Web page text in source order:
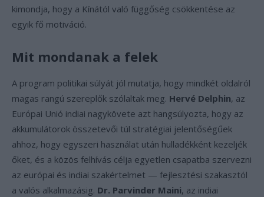
kimondja, hogy a Kínától való függőség csökkentése az
egyik fő motiváció.
Mit mondanak a felek
A program politikai súlyát jól mutatja, hogy mindkét oldalról
magas rangú szereplők szólaltak meg. Hervé Delphin, az
Európai Unió indiai nagykövete azt hangsúlyozta, hogy az
akkumulátorok összetevői túl stratégiai jelentőségűek
ahhoz, hogy egyszeri használat után hulladékként kezeljék
őket, és a közös felhívás célja egyetlen csapatba szervezni
az európai és indiai szakértelmet — fejlesztési szakasztól
a valós alkalmazásig. Dr. Parvinder Maini, az indiai